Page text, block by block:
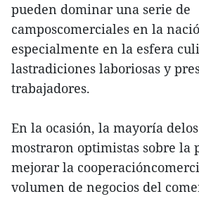
pueden dominar una serie de
camposcomerciales en la
especialmente en la esfera
lastradiciones laboriosas y
trabajadores.
En la ocasión, la mayoría
mostraron optimistas sobre la
mejorar la
volumen de negocios del